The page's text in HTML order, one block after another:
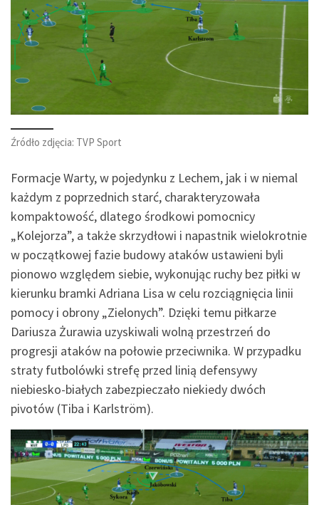
Źródło zdjęcia: TVP Sport
Formacje Warty, w pojedynku z Lechem, jak i w niemal
każdym z poprzednich starć, charakteryzowała
kompaktowość, dlatego środkowi pomocnicy
„Kolejorza”, a także skrzydłowi i napastnik wielokrotnie
w początkowej fazie budowy ataków ustawieni byli
pionowo względem siebie, wykonując ruchy bez piłki w
kierunku bramki Adriana Lisa w celu rozciągnięcia linii
pomocy i obrony „Zielonych”. Dzięki temu piłkarze
Dariusza Żurawia uzyskiwali wolną przestrzeń do
progresji ataków na połowie przeciwnika. W przypadku
straty futbolówki strefę przed linią defensywy
niebiesko-białych zabezpieczało niekiedy dwóch
pivotów (Tiba i Karlström).